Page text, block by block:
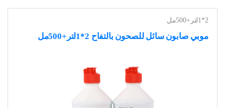
2*1لتر+500مل
موبي صابون سائل للصحون بالتفاح 2*1لتر+500مل